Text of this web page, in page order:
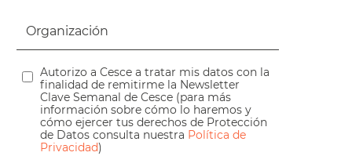
Autorizo a Cesce a tratar mis datos con la
finalidad de remitirme la Newsletter
Clave Semanal de Cesce (para más
información sobre cómo lo haremos y
cómo ejercer tus derechos de Protección
de Datos consulta nuestra Política de
Privacidad)